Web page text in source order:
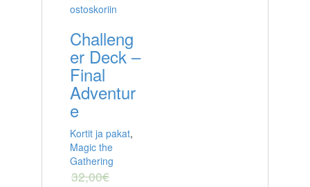
ostoskoriin
Challeng
er Deck –
Final
Adventur
e
Kortit ja pakat,
Magic the
Gathering
32,00€